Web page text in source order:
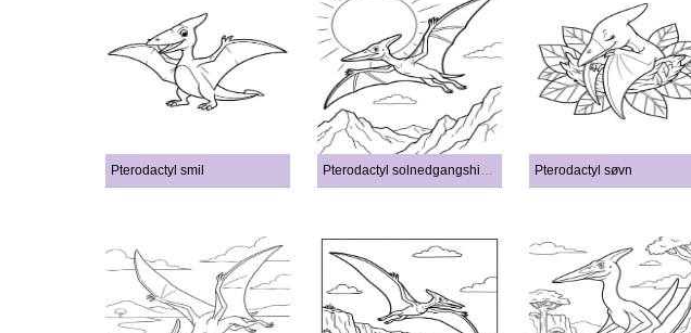
Pterodactyl smil Pterodactyl solnedgangshimmel Pterodactyl søvn